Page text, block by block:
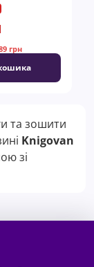
грн
та зошити
Knigovan
зі